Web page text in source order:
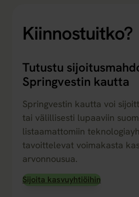
Kiinnostuitko?
Tutustu
Springvestin kautta
Springvestin kautta voi
tai välillisesti lupaaviin
listaamattomiin
tavoittelevat voimakasta
arvonnousua.
Sijoita kasvuyhtiöihin